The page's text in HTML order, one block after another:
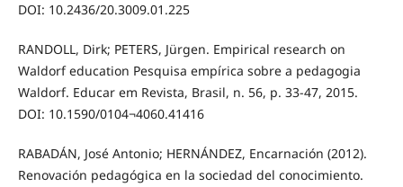
DOI: 10.2436/20.3009.01.225
RANDOLL, Dirk; PETERS, Jürgen. Empirical research on
Waldorf education Pesquisa empírica sobre a pedagogia
Waldorf. Educar em Revista, Brasil, n. 56, p. 33-47, 2015.
DOI: 10.1590/0104¬4060.41416
RABADÁN, José Antonio; HERNÁNDEZ, Encarnación (2012).
Renovación pedagógica en la sociedad del conocimiento.